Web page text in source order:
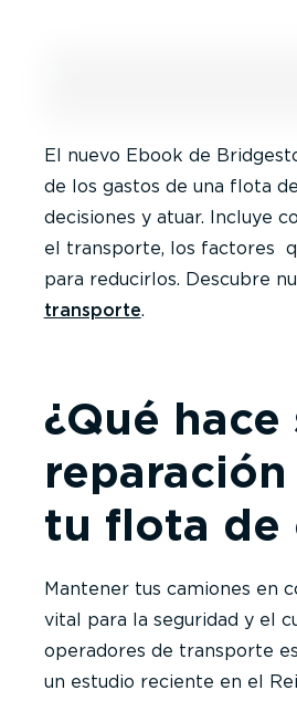
El nuevo Ebook de
de los gastos de una flota
decisiones y atuar. Incluye
el transporte, los factores
para reducirlos. Descubre
transporte.
¿Qué
tu flota de
Mantener tus camiones en
vital para la seguridad y el
operadores de transporte
un estudio reciente en el